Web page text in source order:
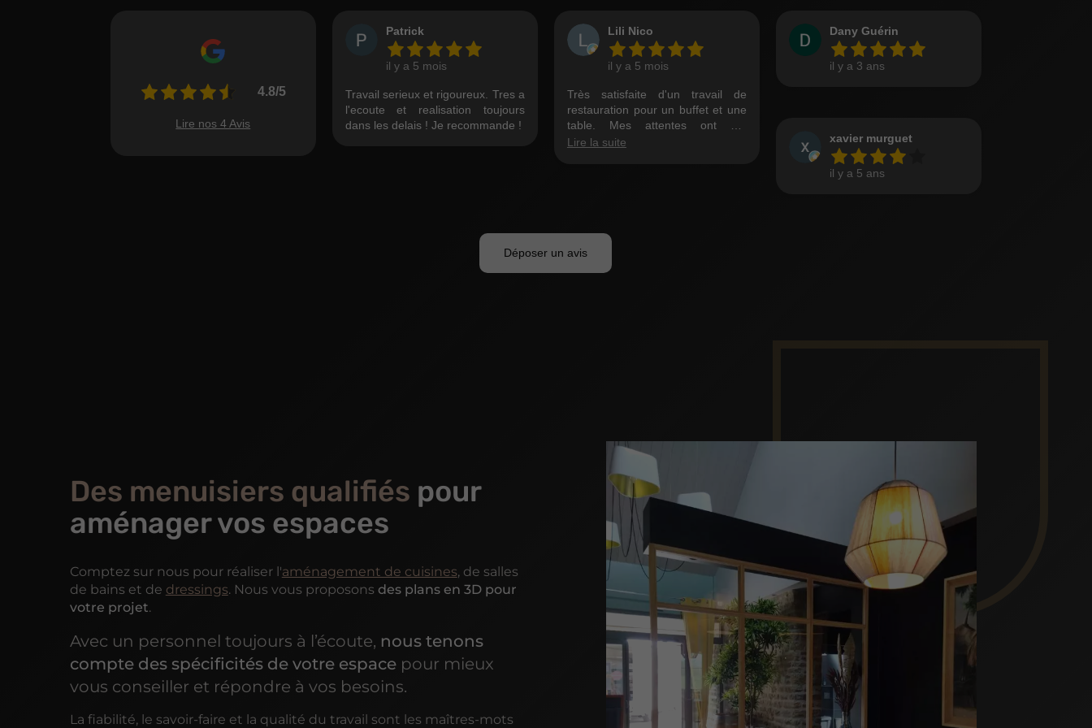
Des menuisiers qualifiés pour
aménager vos espaces
Comptez sur nous pour réaliser l'aménagement de cuisines, de salles
de bains et de dressings. Nous vous proposons des plans en 3D pour
votre projet.
Avec un personnel toujours à l’écoute, nous tenons
compte des spécificités de votre espace pour mieux
vous conseiller et répondre à vos besoins.
La fiabilité, le savoir-faire et la qualité du travail sont les maîtres-mots